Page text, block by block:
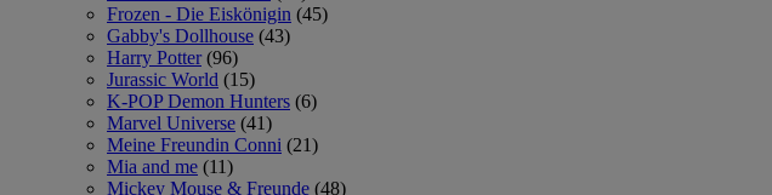
Frozen - Die Eiskönigin (45)
Gabby's Dollhouse (43)
Harry Potter (96)
Jurassic World (15)
K-POP Demon Hunters (6)
Marvel Universe (41)
Meine Freundin Conni (21)
Mia and me (11)
Mickey Mouse & Freunde (48)